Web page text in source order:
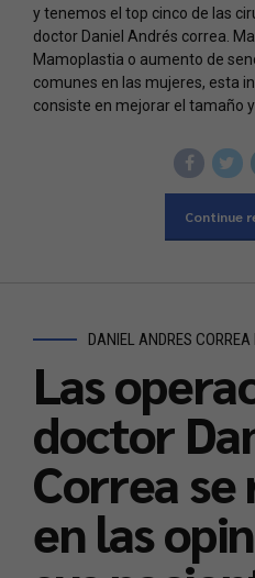
y tenemos el top cinco de las
doctor Daniel Andrés correa.
Mamoplastia o aumento de
comunes en las mujeres, esta
consiste en mejorar el tamaño y
Continue
DANIEL ANDRES
Las
doctor
Correa
en las